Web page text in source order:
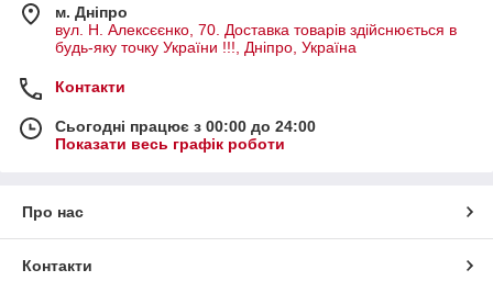
передач.
Пайка и лужение легкоплавкими припоями.
пластиков.
Дезинфекция помещений, предметов мебели,
одежды.
відрізняється від побутового: електродвигун з вентилятор
проганяє повітря через нагрівальний елемент. Різниця в
дизайні, діапазоні температур і форма насадок.
м. Дніпро
вул. Н. Алексєєнко, 70. Доставка товарів здійснюється в
будь-яку точку України !!!, Дніпро, Україна
Контакти
Сьогодні працює з 00:00 до 24:00
Показати весь графік роботи
Про нас
Контакти